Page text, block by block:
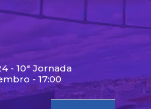
- 10ª Jornada
- 17:00